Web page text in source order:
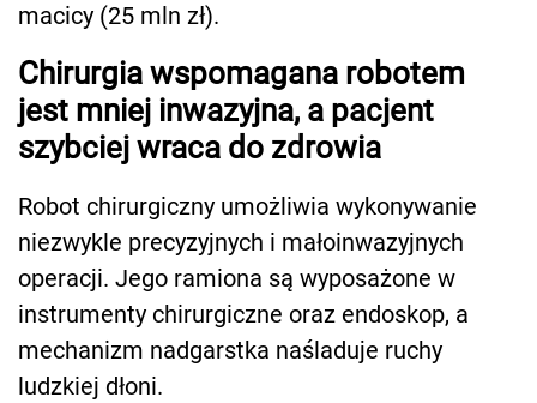
macicy (25 mln zł).
Chirurgia wspomagana robotem
jest mniej inwazyjna, a pacjent
szybciej wraca do zdrowia
Robot chirurgiczny umożliwia wykonywanie
niezwykle precyzyjnych i małoinwazyjnych
operacji. Jego ramiona są wyposażone w
instrumenty chirurgiczne oraz endoskop, a
mechanizm nadgarstka naśladuje ruchy
ludzkiej dłoni.